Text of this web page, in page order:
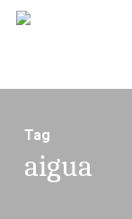
Skip
content
Tag
aigua